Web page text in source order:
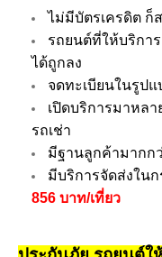
ไม่มีบัตรเครดิต ก็
รถยนต์ที่ให้บริการ
ได้ถูกลง
จดทะเบียนในรูป
เปิดบริการมาหล
รถเช่า
มีฐานลูกค้ามากก
มีบริการจัดส่งใน
856 บาท/เที่ยว